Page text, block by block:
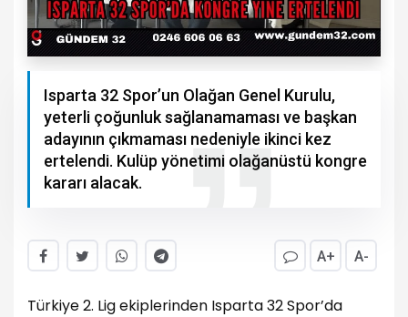
Isparta 32 Spor’un Olağan Genel Kurulu,
yeterli çoğunluk sağlanamaması ve başkan
adayının çıkmaması nedeniyle ikinci kez
ertelendi. Kulüp yönetimi olağanüstü kongre
kararı alacak.
A+ A-
Türkiye 2. Lig ekiplerinden Isparta 32 Spor’da